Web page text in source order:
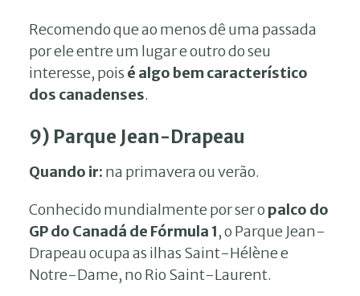
Recomendo que ao menos dê uma passada
por ele entre um lugar e outro do seu
interesse, pois é algo bem característico
dos canadenses.
9) Parque Jean-Drapeau
Quando ir: na primavera ou verão.
Conhecido mundialmente por ser o palco do
GP do Canadá de Fórmula 1, o Parque Jean-
Drapeau ocupa as ilhas Saint-Hélène e
Notre-Dame, no Rio Saint-Laurent.